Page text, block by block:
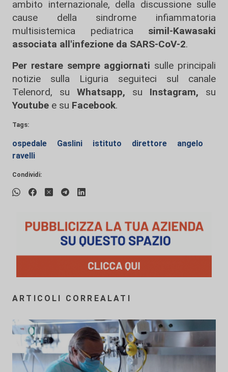
ambito internazionale, della discussione sulle
cause della sindrome infiammatoria
multisistemica pediatrica simil-Kawasaki
associata all'infezione da SARS-CoV-2.
Per restare sempre aggiornati sulle principali
notizie sulla Liguria seguiteci sul canale
Telenord, su
Whatsapp, su Instagram, su
Youtube e su Facebook.
Tags:
ospedale Gaslini istituto direttore
angelo
ravelli
Condividi:
ARTICOLI CORREALATI